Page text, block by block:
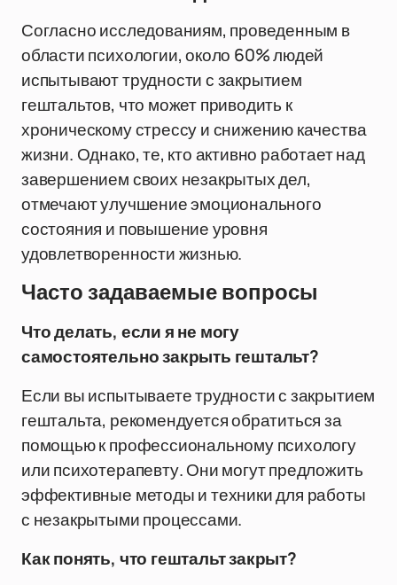
Согласно исследованиям, проведенным в
области психологии, около 60% людей
испытывают трудности с закрытием
гештальтов, что может приводить к
хроническому стрессу и снижению качества
жизни. Однако, те, кто активно работает над
завершением своих незакрытых дел,
отмечают улучшение эмоционального
состояния и повышение уровня
удовлетворенности жизнью.
Часто задаваемые вопросы
Что делать, если я не могу
самостоятельно закрыть гештальт?
Если вы испытываете трудности с закрытием
гештальта, рекомендуется обратиться за
помощью к профессиональному психологу
или психотерапевту. Они могут предложить
эффективные методы и техники для работы
с незакрытыми процессами.
Как понять, что гештальт закрыт?